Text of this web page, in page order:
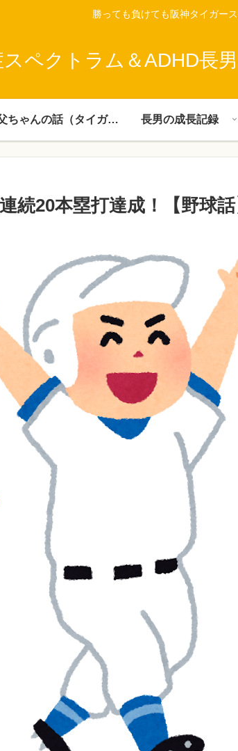
勝っても負けても阪神タイガー
スペクトラム＆ADHD長
父ちゃんの話（タイガース） 長男の成長記録
続20本塁打達成！【野球話